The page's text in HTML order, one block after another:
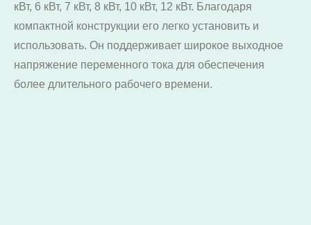
кВт, 6 кВт, 7 кВт, 8 кВт, 10 кВт, 12 кВт. Благодаря
компактной конструкции его легко установить и
использовать. Он поддерживает широкое выходное
напряжение переменного тока для обеспечения
более длительного рабочего времени.